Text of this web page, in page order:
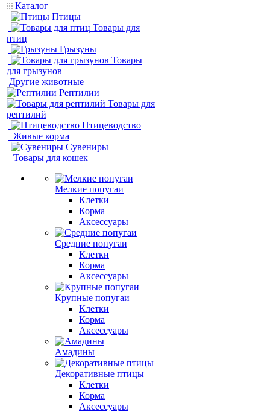
Каталог
Птицы
Товары для
птиц
Грызуны
Товары
для грызунов
Другие животные
Рептилии
Товары для
рептилий
Птицеводство
Живые корма
Сувениры
Товары для кошек
Мелкие попугаи
Клетки
Корма
Аксессуары
Средние попугаи
Клетки
Корма
Аксессуары
Крупные попугаи
Клетки
Корма
Аксессуары
Амадины
Декоративные птицы
Клетки
Корма
Аксессуары